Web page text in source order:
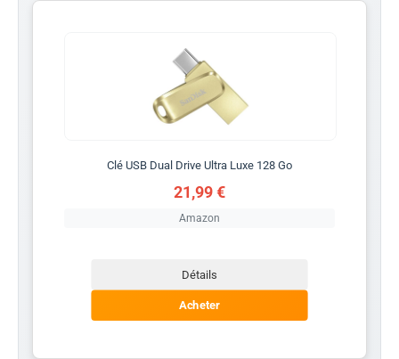
Clé USB Dual Drive Ultra Luxe 128 Go
21,99 €
Amazon
Détails
Acheter